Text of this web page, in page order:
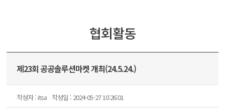
협회활동
제23회 공공솔루션마켓 개최(24.5.24.)
작성자 : itsa 작성일 : 2024-05-27 10:26:01